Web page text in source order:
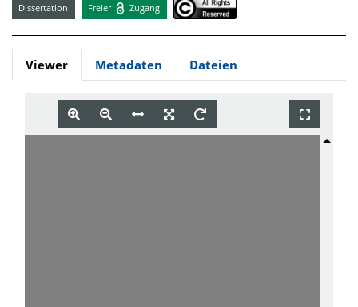
Dissertation Freier Zugang
Viewer Metadaten Dateien